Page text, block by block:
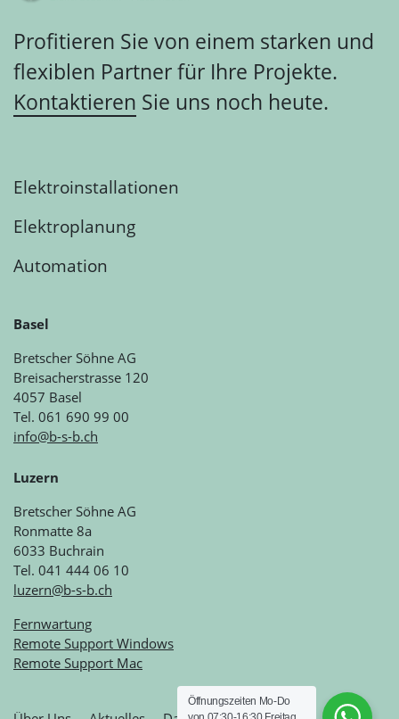
Profitieren Sie von einem starken und
flexiblen Partner für Ihre Projekte.
Kontaktieren Sie uns noch heute.
Elektroinstallationen
Elektroplanung
Automation
Basel
Bretscher Söhne AG
Breisacherstrasse 120
4057 Basel
Tel. 061 690 99 00
info@b-s-b.ch
Luzern
Bretscher Söhne AG
Ronmatte 8a
6033 Buchrain
Tel. 041 444 06 10
luzern@b-s-b.ch
Fernwartung
Remote Support Windows
Remote Support Mac
Öffnungszeiten Mo-Do